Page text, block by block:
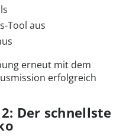
Tool aus
erneut mit dem
erfolgreich
Der schnellste